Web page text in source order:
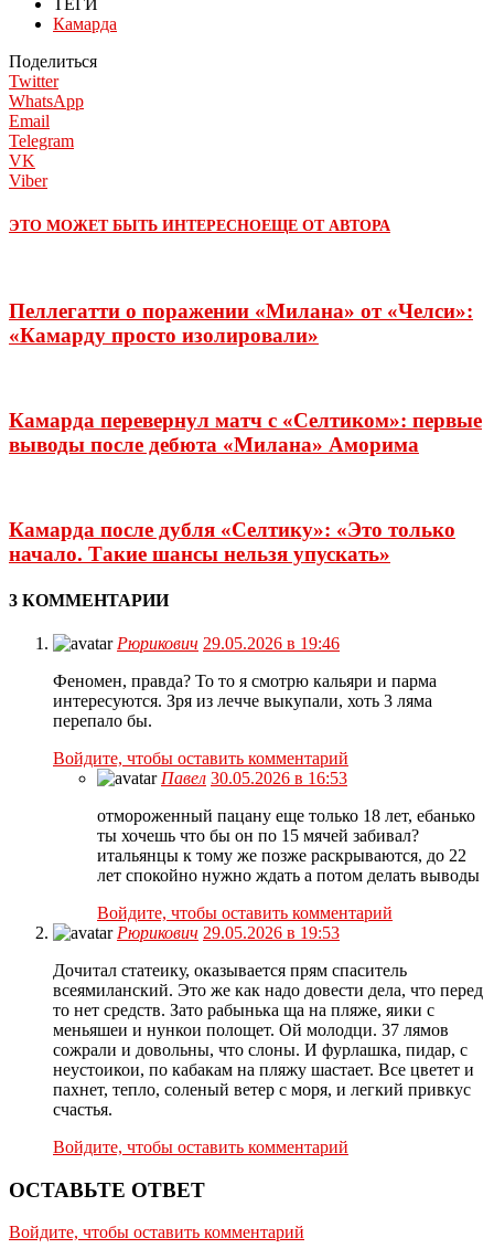
ТЕГИ
Камарда
Поделиться
Twitter
WhatsApp
Email
Telegram
VK
Viber
ЭТО МОЖЕТ БЫТЬ ИНТЕРЕСНОЕЩЕ ОТ АВТОРА
Пеллегатти о поражении «Милана» от «Челси»:
«Камарду просто изолировали»
Камарда перевернул матч с «Селтиком»: первые
выводы после дебюта «Милана» Аморима
Камарда после дубля «Селтику»: «Это только
начало. Такие шансы нельзя упускать»
3 КОММЕНТАРИИ
Рюрикович 29.05.2026 в 19:46
Феномен, правда? То то я смотрю кальяри и парма
интересуются. Зря из лечче выкупали, хоть 3 ляма
перепало бы.
Войдите, чтобы оставить комментарий
Павел 30.05.2026 в 16:53
отмороженный пацану еще только 18 лет, ебанько
ты хочешь что бы он по 15 мячей забивал?
итальянцы к тому же позже раскрываются, до 22
лет спокойно нужно ждать а потом делать выводы
Войдите, чтобы оставить комментарий
Рюрикович 29.05.2026 в 19:53
Дочитал статеику, оказывается прям спаситель
всеямиланский. Это же как надо довести дела, что перед
то нет средств. Зато рабынька ща на пляже, яики с
меньяшеи и нункои полощет. Ой молодци. 37 лямов
сожрали и довольны, что слоны. И фурлашка, пидар, с
неустоикои, по кабакам на пляжу шастает. Все цветет и
пахнет, тепло, соленый ветер с моря, и легкий привкус
счастья.
Войдите, чтобы оставить комментарий
ОСТАВЬТЕ ОТВЕТ
Войдите, чтобы оставить комментарий